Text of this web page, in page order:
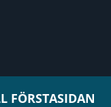
FÖRSTASIDAN